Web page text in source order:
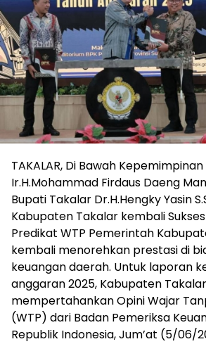
TAKALAR, Di Bawah
Ir.H.Mohammad Firdaus Daeng
Bupati Takalar Dr.H.Hengky Yasin
Kabupaten Takalar kembali
Predikat WTP Pemerintah
kembali menorehkan prestasi di
keuangan daerah. Untuk laporan
anggaran 2025, Kabupaten
mempertahankan Opini Wajar
(WTP) dari Badan Pemeriksa
Republik Indonesia, Jum’at (5/06/